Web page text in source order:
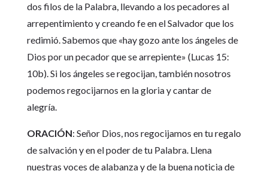
dos filos de la Palabra, llevando a los pecadores al
arrepentimiento y creando fe en el Salvador que los
redimió. Sabemos que «hay gozo ante los ángeles de
Dios por un pecador que se arrepiente» (Lucas 15:
10b). Si los ángeles se regocijan, también nosotros
podemos regocijarnos en la gloria y cantar de
alegría.
ORACIÓN: Señor Dios, nos regocijamos en tu regalo
de salvación y en el poder de tu Palabra. Llena
nuestras voces de alabanza y de la buena noticia de